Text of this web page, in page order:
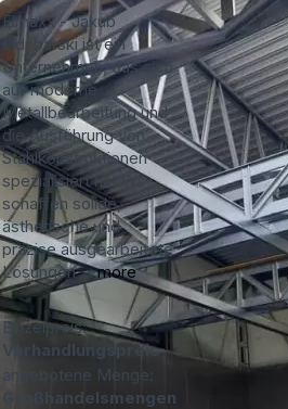
Elmaxx - Jakub
Lidzbarski ist ein
Unternehmen, das sich
auf moderne
Metallbearbeitung und
die Ausführung von
Stahlkonstruktionen
spezialisiert hat.Wir
schaffen solide,
ästhetische und
präzise ausgearbeitete
Lösungen ...more
Einzelpreis:
Verhandlungspreis
angebotene Menge:
Großhandelsmengen